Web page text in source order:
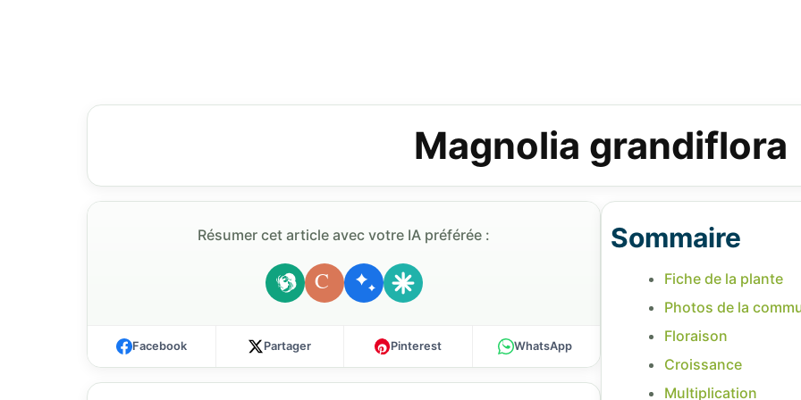
Magnolia grandiflora
Résumer cet article avec votre IA préférée :
C
Facebook Partager Pinterest WhatsApp
Sommaire
Fiche de la plante
Photos de la
Floraison
Croissance
Multiplication